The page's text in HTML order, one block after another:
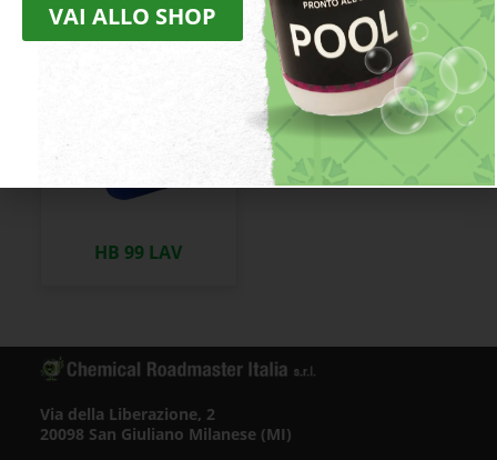
HB 99 LAV
Via della Liberazione, 2
20098 San Giuliano Milanese (MI)
VAI ALLO SHOP